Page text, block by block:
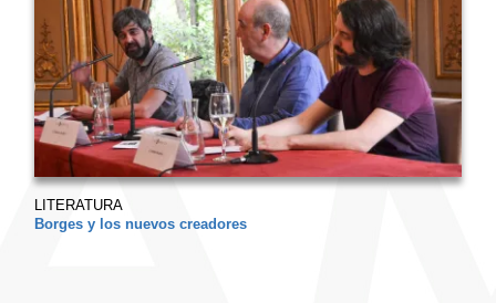
LITERATURA
Borges y los nuevos creadores